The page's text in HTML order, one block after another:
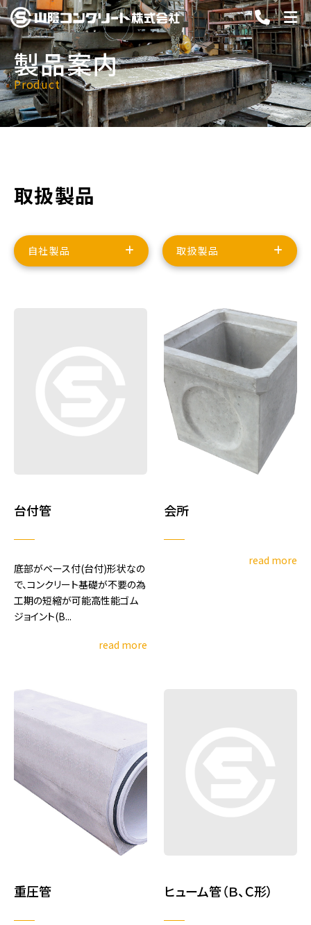
製品案内
Product
自社製品 取扱製品
取扱製品
台付管
底部がベース付(台付)形状なの
で、コンクリート基礎が不要の為
工期の短縮が可能高性能ゴム
ジョイント(B...
read more
会所
read more
重圧管 ヒューム管（Ｂ、Ｃ形）